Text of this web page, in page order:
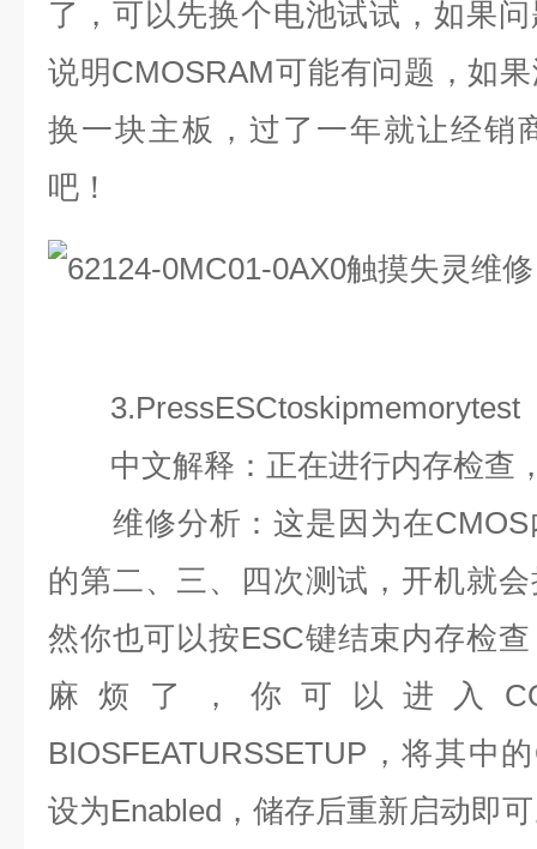
了，可以先换个电池试试，如果
说明CMOSRAM可能有问题，如
换一块主板，过了一年就让经销
吧！
3.PressESCtoskipmemorytest
中文解释：正在进行内存检查
维修分析：这是因为在CMOS
的第二、三、四次测试，开机就
然你也可以按ESC键结束内存检
麻烦了，你可以进入
BIOSFEATURSSETUP ，将其中的
设为Enabled ，储存后重新启动即